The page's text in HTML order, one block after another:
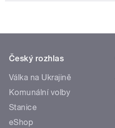
Český rozhlas
Válka na Ukrajině
Komunální volby
Stanice
eShop